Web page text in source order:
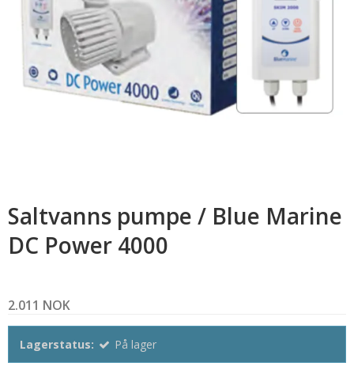
Saltvanns pumpe / Blue Marine
DC Power 4000
2.011 NOK
Lagerstatus: På lager